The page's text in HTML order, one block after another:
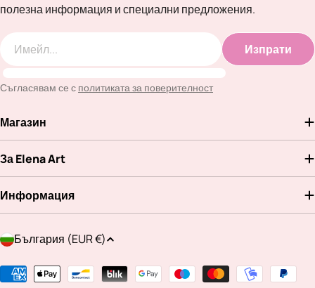
полезна информация и специални предложения.
Изпрати
Съгласявам се с политиката за поверителност
Магазин
За Elena Art
Информация
Д
р
България (EUR €)
Методи